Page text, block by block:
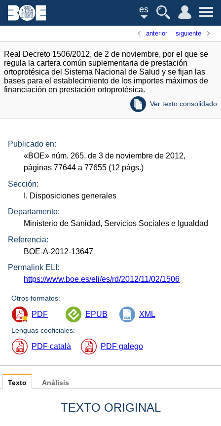
es
anterior siguiente
Real Decreto 1506/2012, de 2 de noviembre, por el que se
regula la cartera común suplementaria de prestación
ortoprotésica del Sistema Nacional de Salud y se fijan las
bases para el establecimiento de los importes máximos de
financiación en prestación ortoprotésica.
Ver texto consolidado
Publicado en:
«BOE» núm. 265, de 3 de noviembre de 2012,
páginas 77644 a 77655 (12 págs.)
Sección:
I. Disposiciones generales
Departamento:
Ministerio de Sanidad, Servicios Sociales e Igualdad
Referencia:
BOE-A-2012-13647
Permalink ELI:
https://www.boe.es/eli/es/rd/2012/11/02/1506
Otros formatos:
PDF EPUB XML
Lenguas cooficiales:
PDF català PDF galego
Texto
TEXTO ORIGINAL
Análisis